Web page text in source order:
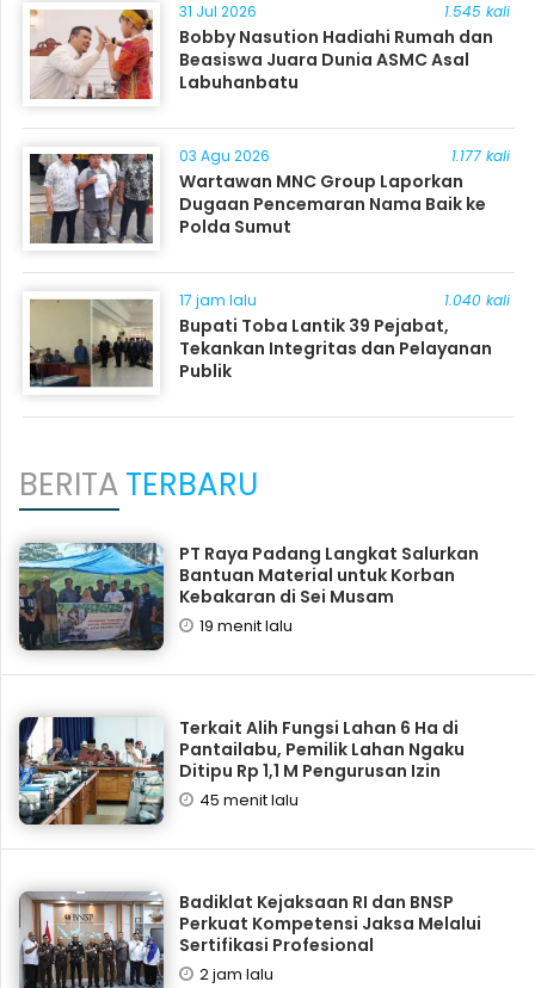
31 Jul 2026 1.545 kali
Bobby Nasution Hadiahi Rumah dan
Beasiswa Juara Dunia ASMC Asal
Labuhanbatu
03 Agu 2026 1.177 kali
Wartawan MNC Group Laporkan
Dugaan Pencemaran Nama Baik ke
Polda Sumut
17 jam lalu 1.040 kali
Bupati Toba Lantik 39 Pejabat,
Tekankan Integritas dan Pelayanan
Publik
BERITATERBARU
PT Raya Padang Langkat Salurkan
Bantuan Material untuk Korban
Kebakaran di Sei Musam
19 menit lalu
Terkait Alih Fungsi Lahan 6 Ha di
Pantailabu, Pemilik Lahan Ngaku
Ditipu Rp 1,1 M Pengurusan Izin
45 menit lalu
Badiklat Kejaksaan RI dan BNSP
Perkuat Kompetensi Jaksa Melalui
Sertifikasi Profesional
2 jam lalu